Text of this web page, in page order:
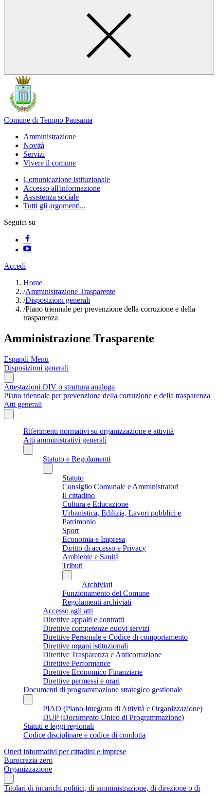
Comune di Tempio Pausania
Amministrazione
Novità
Servizi
Vivere il comune
Comunicazione istituzionale
Accesso all'informazione
Assistenza sociale
Tutti gli argomenti...
Seguici su
Accedi
Home
/Amministrazione Trasparente
/Disposizioni generali
/Piano triennale per prevenzione della corruzione e della
trasparenza
Amministrazione Trasparente
Espandi Menu
Disposizioni generali
Attestazioni OIV o struttura analoga
Piano triennale per prevenzione della corruzione e della trasparenza
Atti generali
Riferimenti normativi su organizzazione e attività
Atti amministrativi generali
Statuto e Regolamenti
Statuto
Consiglio Comunale e Amministratori
Il cittadino
Cultura e Educazione
Urbanistica, Edilizia, Lavori pubblici e
Patrimonio
Sport
Economia e Impresa
Diritto di accesso e Privacy
Ambiente e Sanità
Tributi
Archiviati
Funzionamento del Comune
Regolamenti archiviati
Accesso agli atti
Direttive appalti e contratti
Direttive competenze nuovi servizi
Direttive Personale e Codice di comportamento
Direttive organi istituzionali
Direttive Trasparenza e Anticorruzione
Direttive Performance
Direttive Economico Finanziarie
Direttive permessi e orari
Documenti di programmazione strategico gestionale
PIAO (Piano Integrato di Attività e Organizzazione)
DUP (Documento Unico di Programmazione)
Statuti e leggi regionali
Codice disciplinare e codice di condotta
Oneri informativi per cittadini e imprese
Burocrazia zero
Organizzazione
Titolari di incarichi politici, di amministrazione, di direzione o di